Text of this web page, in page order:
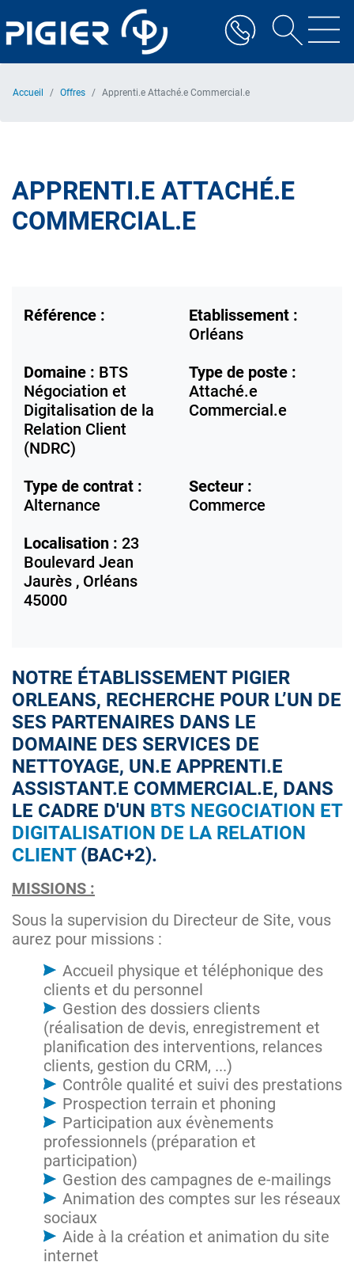
au
contenu
Accueil Offres Apprenti.e Attaché.e Commercial.e
APPRENTI.E ATTACHÉ.E
COMMERCIAL.E
Référence :
Etablissement :
Orléans
Domaine : BTS
Négociation et
Digitalisation de la
Relation Client
(NDRC)
Type de poste :
Attaché.e
Commercial.e
Type de contrat :
Alternance
Secteur :
Commerce
Localisation : 23
Boulevard Jean
Jaurès , Orléans
45000
NOTRE ÉTABLISSEMENT PIGIER
ORLEANS, RECHERCHE POUR L’UN DE
SES PARTENAIRES DANS LE
DOMAINE DES SERVICES DE
NETTOYAGE, UN.E APPRENTI.E
ASSISTANT.E COMMERCIAL.E, DANS
LE CADRE D'UN BTS NEGOCIATION ET
DIGITALISATION DE LA RELATION
CLIENT(BAC+2).
MISSIONS :
Sous la supervision du Directeur de Site, vous
aurez pour missions :
Accueil physique et téléphonique des
clients et du personnel
Gestion des dossiers clients
(réalisation de devis, enregistrement et
planification des interventions, relances
clients, gestion du CRM, ...)
Contrôle qualité et suivi des prestations
Prospection terrain et phoning
Participation aux évènements
professionnels (préparation et
participation)
Gestion des campagnes de e-mailings
Animation des comptes sur les réseaux
sociaux
Aide à la création et animation du site
internet